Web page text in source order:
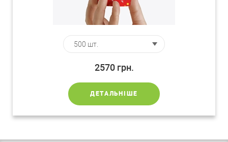
2570 грн.
ДЕТАЛЬНІШЕ